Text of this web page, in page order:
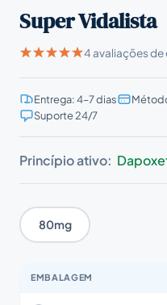
Super Vidalista
4 avaliações de
Entrega: 4–7 dias
Suporte 24/7
Princípio ativo:
80mg
EMBALAGEM